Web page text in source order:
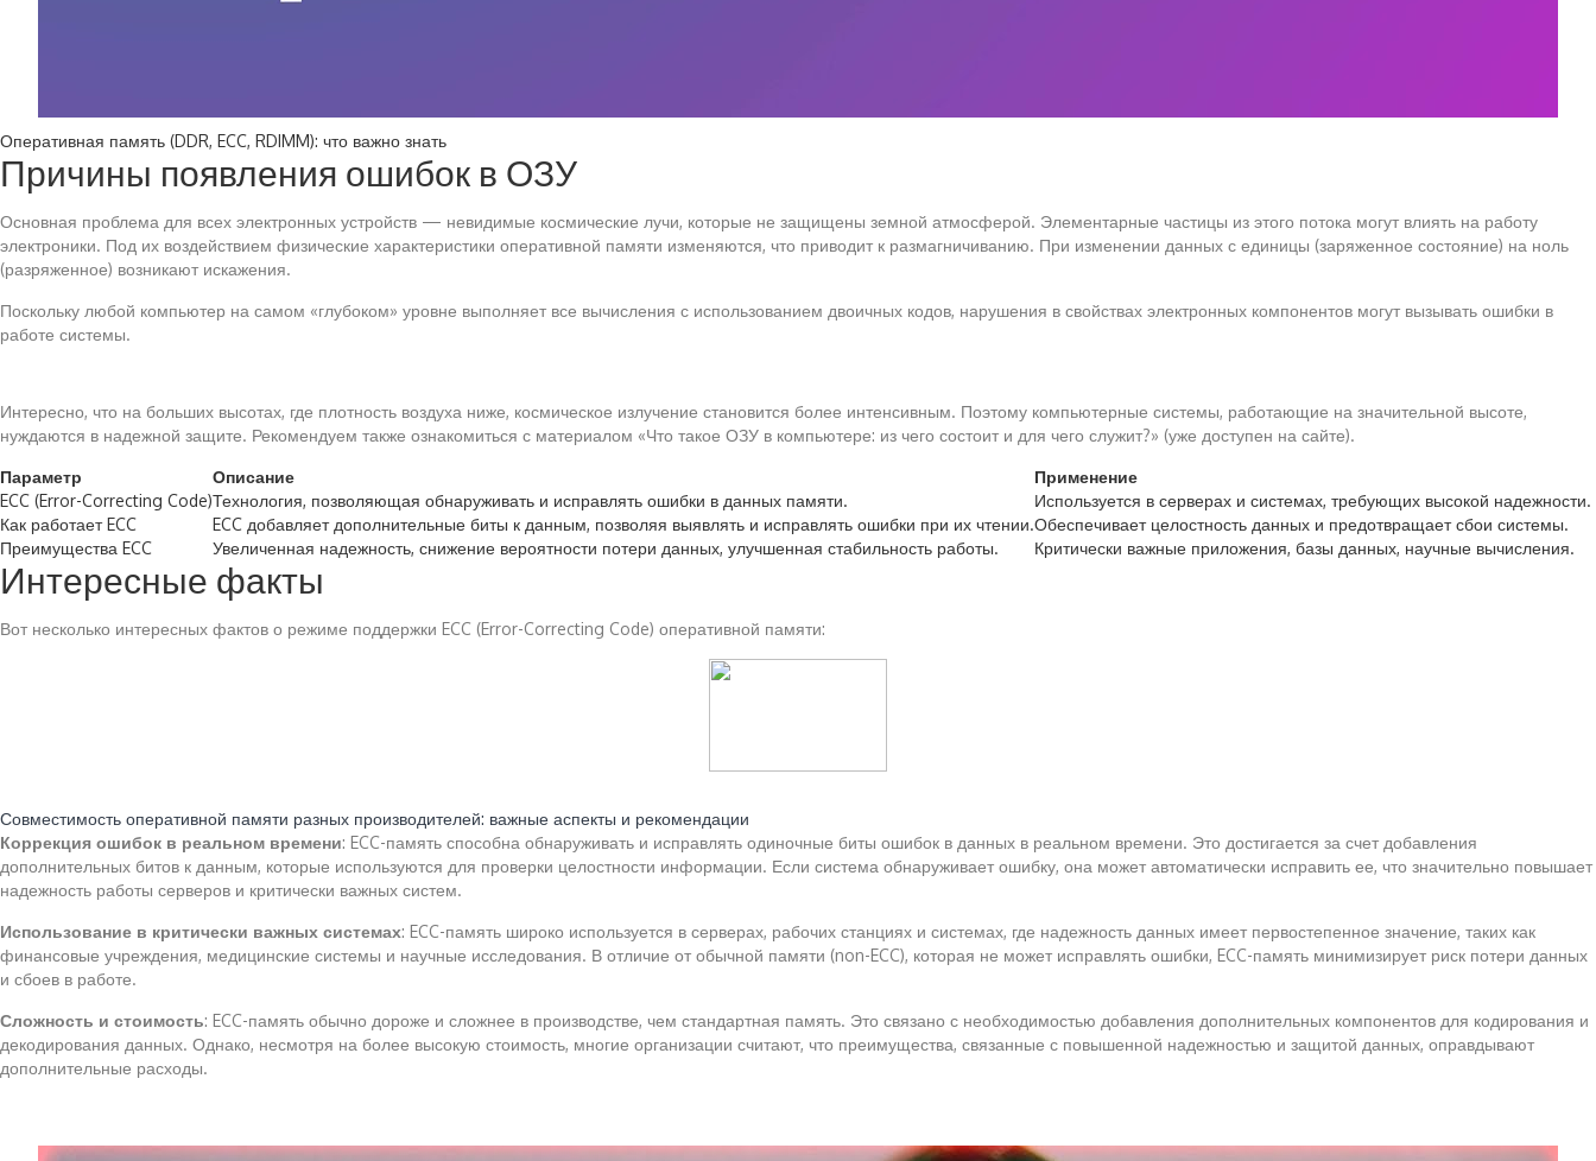
Оперативная память (DDR, ECC, RDIMM): что важно знать
Причины появления ошибок в ОЗУ
Основная проблема для всех электронных устройств — невидимые космические лучи, которые не защищены земной атмосферой. Элементарные частицы из этого потока могут влиять на работу
электроники. Под их воздействием физические характеристики оперативной памяти изменяются, что приводит к размагничиванию. При изменении данных с единицы (заряженное состояние) на ноль
(разряженное) возникают искажения.
Поскольку любой компьютер на самом «глубоком» уровне выполняет все вычисления с использованием двоичных кодов, нарушения в свойствах электронных компонентов могут вызывать ошибки в
работе системы.
Интересно, что на больших высотах, где плотность воздуха ниже, космическое излучение становится более интенсивным. Поэтому компьютерные системы, работающие на значительной высоте,
нуждаются в надежной защите. Рекомендуем также ознакомиться с материалом «Что такое ОЗУ в компьютере: из чего состоит и для чего служит?» (уже доступен на сайте).
Параметр Описание
Применение
ECC (Error-Correcting Code)Технология, позволяющая обнаруживать и исправлять ошибки в данных памяти.
Используется в серверах и системах, требующих высокой надежности.
Как работает ECC
ECC добавляет дополнительные биты к данным, позволяя выявлять и исправлять ошибки при их чтении.Обеспечивает целостность данных и предотвращает сбои системы.
Преимущества ECC
Увеличенная надежность, снижение вероятности потери данных, улучшенная стабильность работы. Критически важные приложения, базы данных, научные вычисления.
Интересные факты
Вот несколько интересных фактов о режиме поддержки ECC (Error-Correcting Code) оперативной памяти:
Совместимость оперативной памяти разных производителей: важные аспекты и рекомендации
Коррекция ошибок в реальном времени: ECC-память способна обнаруживать и исправлять одиночные биты ошибок в данных в реальном времени. Это достигается за счет добавления
дополнительных битов к данным, которые используются для проверки целостности информации. Если система обнаруживает ошибку, она может автоматически исправить ее, что значительно повышает
надежность работы серверов и критически важных систем.
Использование в критически важных системах: ECC-память широко используется в серверах, рабочих станциях и системах, где надежность данных имеет первостепенное значение, таких как
финансовые учреждения, медицинские системы и научные исследования. В отличие от обычной памяти (non-ECC), которая не может исправлять ошибки, ECC-память минимизирует риск потери данных
и сбоев в работе.
Сложность и стоимость: ECC-память обычно дороже и сложнее в производстве, чем стандартная память. Это связано с необходимостью добавления дополнительных компонентов для кодирования и
декодирования данных. Однако, несмотря на более высокую стоимость, многие организации считают, что преимущества, связанные с повышенной надежностью и защитой данных, оправдывают
дополнительные расходы.